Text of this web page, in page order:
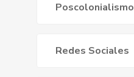
Poscolonialismo
Redes Sociales